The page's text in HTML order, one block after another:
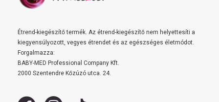
Étrend-kiegészítő termék. Az étrend-kiegészítő nem helyettesíti a
kiegyensúlyozott, vegyes étrendet és az egészséges életmódot.
Forgalmazza:
BABY-MED Professional Company Kft.
2000 Szentendre Kőzúzó utca. 24.